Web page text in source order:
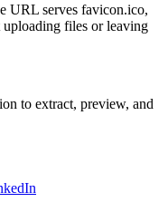
URL serves favicon.ico,
files or leaving
to extract, preview, and